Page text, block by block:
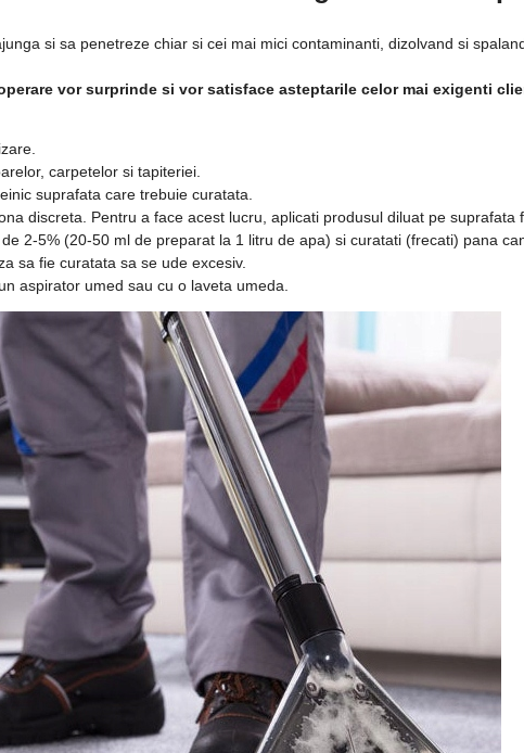
si sa penetreze chiar si cei mai mici contaminanti, dizolvand si
vor surprinde si vor satisface asteptarile celor mai exigenti
carpetelor si tapiteriei.
suprafata care trebuie curatata.
discreta. Pentru a face acest lucru, aplicati produsul diluat pe suprafata
2-5% (20-50 ml de preparat la 1 litru de apa) si curatati (frecati) pana
sa fie curatata sa se ude excesiv.
aspirator umed sau cu o laveta umeda.